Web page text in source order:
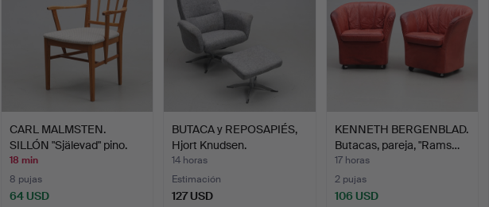
CARL MALMSTEN.
SILLÓN "Själevad" pino.
18 min
8 pujas
64 USD
BUTACA y REPOSAPIÉS,
Hjort Knudsen.
14 horas
Estimación
127 USD
KENNETH BERGENBLAD.
Butacas, pareja, "Rams…
17 horas
2 pujas
106 USD